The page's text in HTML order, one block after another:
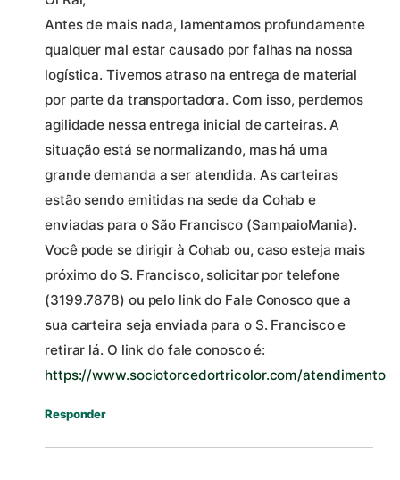
Antes de mais nada, lamentamos profundamente
qualquer mal estar causado por falhas na nossa
logística. Tivemos atraso na entrega de material
por parte da transportadora. Com isso, perdemos
agilidade nessa entrega inicial de carteiras. A
situação está se normalizando, mas há uma
grande demanda a ser atendida. As carteiras
estão sendo emitidas na sede da Cohab e
enviadas para o São Francisco (SampaioMania).
Você pode se dirigir à Cohab ou, caso esteja mais
próximo do S. Francisco, solicitar por telefone
(3199.7878) ou pelo link do Fale Conosco que a
sua carteira seja enviada para o S. Francisco e
retirar lá. O link do fale conosco é:
https://www.sociotorcedortricolor.com/atendimento
Responder